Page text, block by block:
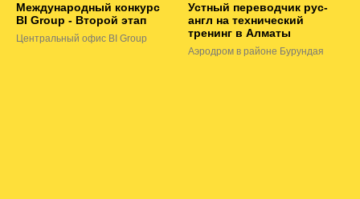
Международный конкурс
BI Group - Второй этап
Центральный офис BI Group
Устный переводчик рус-
англ на технический
тренинг в Алматы
Аэродром в районе Бурундая